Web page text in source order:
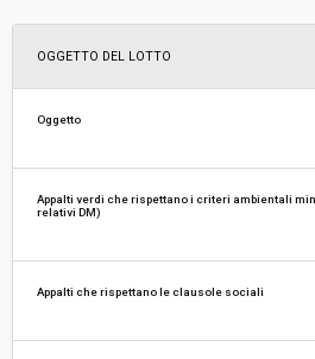
Importo a base di gara soggetto a
Costi di sicurezza non soggetti a
OGGETTO DEL LOTTO
Oggetto
Appalti verdi che rispettano i criteri ambientali
relativi DM)
Appalti che rispettano le clausole sociali